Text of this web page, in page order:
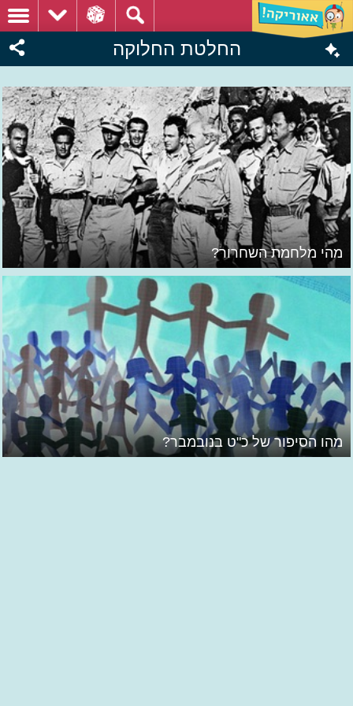
החלטת החלוקה
מהי מלחמת השחרור?
מהו הסיפור של כ"ט בנובמבר?